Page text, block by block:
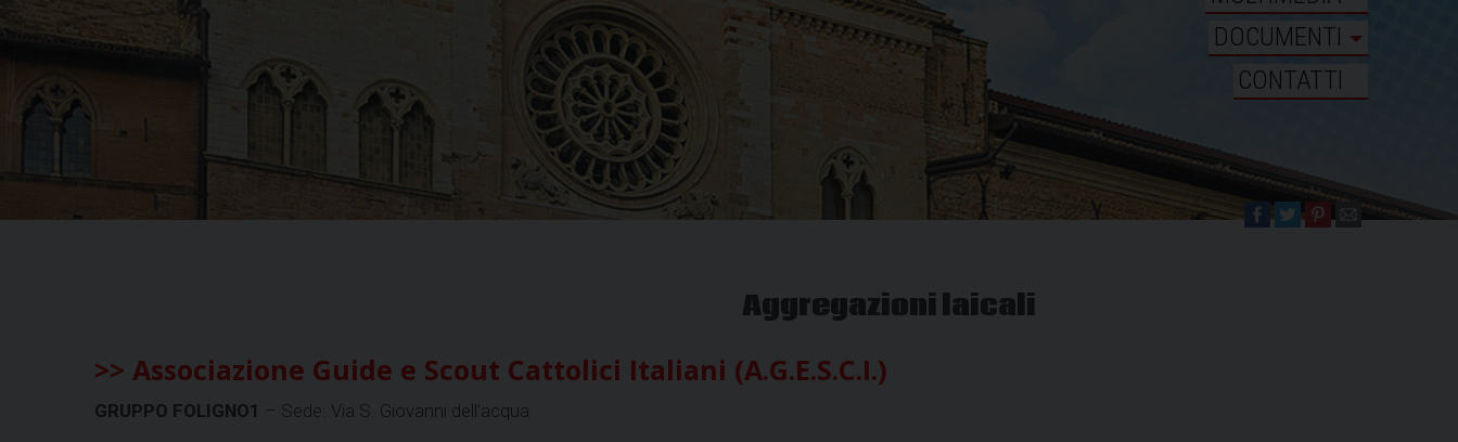
DOCUMENTI
CONTATTI
Aggregazioni laicali
>> Associazione Guide e Scout Cattolici Italiani (A.G.E.S.C.I.)
GRUPPO FOLIGNO1 – Sede: Via S. Giovanni dell’acqua